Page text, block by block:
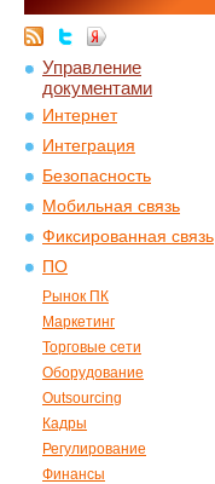
Управление
документами
Интернет
Интеграция
Безопасность
Мобильная связь
Фиксированная связь
ПО
Рынок ПК
Маркетинг
Торговые сети
Оборудование
Outsourcing
Кадры
Регулирование
Финансы